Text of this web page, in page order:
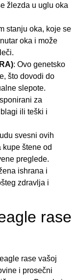
žlezda u uglu oka
stanju oka, koje se
oka i može
: Ovo genetsko
što dovodi do
slepote.
za
ili teški i
svesni ovih
štene od
preglede.
ishrana i
zdravlja i
rase
rase vašoj
i prosečni